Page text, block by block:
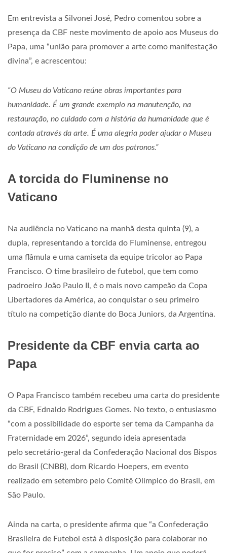
Em entrevista a Silvonei José, Pedro comentou sobre a
presença da CBF neste movimento de apoio aos Museus do
Papa, uma “união para promover a arte como manifestação
divina”, e acrescentou:
“O Museu do Vaticano reúne obras importantes para
humanidade. É um grande exemplo na manutenção, na
restauração, no cuidado com a história da humanidade que é
contada através da arte. É uma alegria poder ajudar o Museu
do Vaticano na condição de um dos patronos.”
A torcida do Fluminense no
Vaticano
Na audiência no Vaticano na manhã desta quinta (9), a
dupla, representando a torcida do Fluminense, entregou
uma flâmula e uma camiseta da equipe tricolor ao Papa
Francisco. O time brasileiro de futebol, que tem como
padroeiro João Paulo II, é o mais novo campeão da Copa
Libertadores da América, ao conquistar o seu primeiro
título na competição diante do Boca Juniors, da Argentina.
Presidente da CBF envia carta ao
Papa
O Papa Francisco também recebeu uma carta do presidente
da CBF, Ednaldo Rodrigues Gomes. No texto, o entusiasmo
“com a possibilidade do esporte ser tema da Campanha da
Fraternidade em 2026”, segundo ideia apresentada
pelo secretário-geral da Confederação Nacional dos Bispos
do Brasil (CNBB), dom Ricardo Hoepers, em evento
realizado em setembro pelo Comitê Olímpico do Brasil, em
São Paulo.
Ainda na carta, o presidente afirma que “a Confederação
Brasileira de Futebol está à disposição para colaborar no